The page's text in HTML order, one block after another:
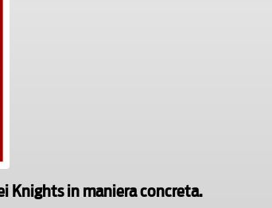
Knights in maniera concreta.